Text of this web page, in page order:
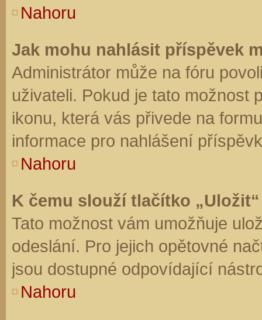
Nahoru
Jak mohu nahlásit příspěvek
Administrátor může na fóru
uživateli. Pokud je tato možnost
ikonu, která vás přivede na
informace pro nahlášení
Nahoru
K čemu slouží tlačítko
Tato možnost vám umožňuje
odeslání. Pro jejich opětovné
jsou dostupné odpovídající
Nahoru